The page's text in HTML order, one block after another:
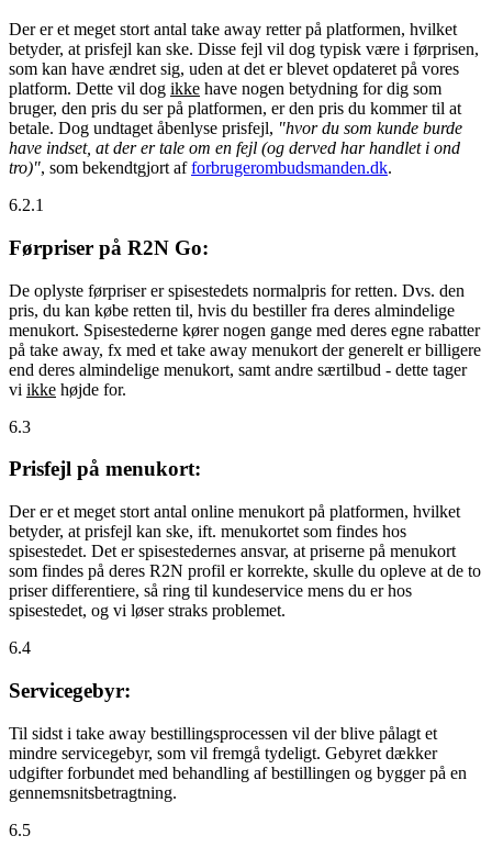
Der er et meget stort antal take away retter på platformen, hvilket
betyder, at prisfejl kan ske. Disse fejl vil dog typisk være i førprisen,
som kan have ændret sig, uden at det er blevet opdateret på vores
platform. Dette vil dog ikke have nogen betydning for dig som
bruger, den pris du ser på platformen, er den pris du kommer til at
betale. Dog undtaget åbenlyse prisfejl, "hvor du som kunde burde
have indset, at der er tale om en fejl (og derved har handlet i ond
tro)", som bekendtgjort afforbrugerombudsmanden.dk.
6.2.1
Førpriser på R2N Go:
De oplyste førpriser er spisestedets normalpris for retten. Dvs. den
pris, du kan købe retten til, hvis du bestiller fra deres almindelige
menukort. Spisestederne kører nogen gange med deres egne rabatter
på take away, fx med et take away menukort der generelt er billigere
end deres almindelige menukort, samt andre særtilbud - dette tager
vi ikke højde for.
6.3
Prisfejl på menukort:
Der er et meget stort antal online menukort på platformen, hvilket
betyder, at prisfejl kan ske, ift. menukortet som findes hos
spisestedet. Det er spisestedernes ansvar, at priserne på menukort
som findes på deres R2N profil er korrekte, skulle du opleve at de to
priser differentiere, så ring til kundeservice mens du er hos
spisestedet, og vi løser straks problemet.
6.4
Servicegebyr:
Til sidst i take away bestillingsprocessen vil der blive pålagt et
mindre servicegebyr, som vil fremgå tydeligt. Gebyret dækker
udgifter forbundet med behandling af bestillingen og bygger på en
gennemsnitsbetragtning.
6.5